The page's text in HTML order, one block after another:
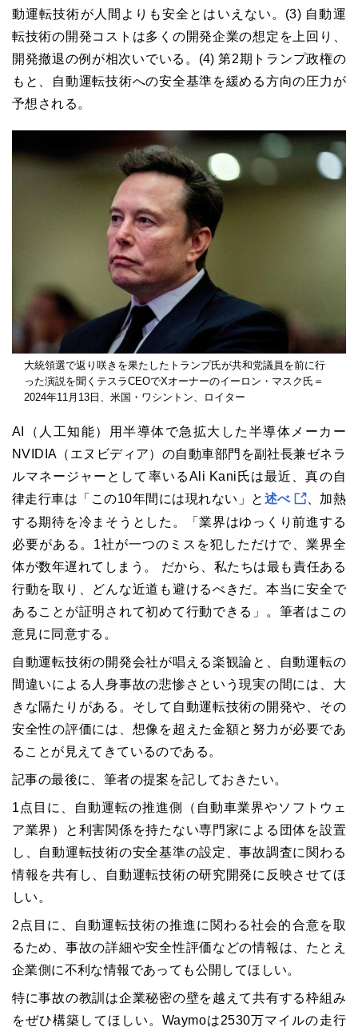
動運転技術が人間よりも安全とはいえない。(3) 自動運
転技術の開発コストは多くの開発企業の想定を上回り、
開発撤退の例が相次いでいる。(4) 第2期トランプ政権の
もと、自動運転技術への安全基準を緩める方向の圧力が
予想される。
大統領選で返り咲きを果たしたトランプ氏が共和党議員を前に行
った演説を聞くテスラCEOでXオーナーのイーロン・マスク氏＝
2024年11月13日、米国・ワシントン、ロイター
AI（人工知能）用半導体で急拡大した半導体メーカー
NVIDIA（エヌビディア）の自動車部門を副社長兼ゼネラ
ルマネージャーとして率いるAli Kani氏は最近、真の自
律走行車は「この10年間には現れない」と 述べ
、加熱
する期待を冷まそうとした。「業界はゆっくり前進する
必要がある。1社が一つのミスを犯しただけで、業界全
体が数年遅れてしまう。 だから、私たちは最も責任ある
行動を取り、どんな近道も避けるべきだ。本当に安全で
あることが証明されて初めて行動できる」。筆者はこの
意見に同意する。
自動運転技術の開発会社が唱える楽観論と、自動運転の
間違いによる人身事故の悲惨さという現実の間には、大
きな隔たりがある。そして自動運転技術の開発や、その
安全性の評価には、想像を超えた金額と努力が必要であ
ることが見えてきているのである。
記事の最後に、筆者の提案を記しておきたい。
1点目に、自動運転の推進側（自動車業界やソフトウェ
ア業界）と利害関係を持たない専門家による団体を設置
し、自動運転技術の安全基準の設定、事故調査に関わる
情報を共有し、自動運転技術の研究開発に反映させてほ
しい。
2点目に、自動運転技術の推進に関わる社会的合意を取
るため、事故の詳細や安全性評価などの情報は、たとえ
企業側に不利な情報であっても公開してほしい。
特に事故の教訓は企業秘密の壁を越えて共有する枠組み
をぜひ構築してほしい。Waymoは2530万マイルの走行